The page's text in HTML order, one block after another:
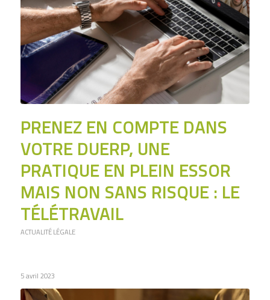
PRENEZ EN COMPTE DANS
VOTRE DUERP, UNE
PRATIQUE EN PLEIN ESSOR
MAIS NON SANS RISQUE : LE
TÉLÉTRAVAIL
ACTUALITÉ LÉGALE
5 avril 2023